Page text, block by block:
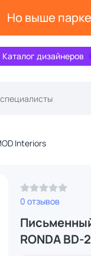
Но выше
Каталог дизайнеров
Interiors
0 отзывов
RONDA BD-